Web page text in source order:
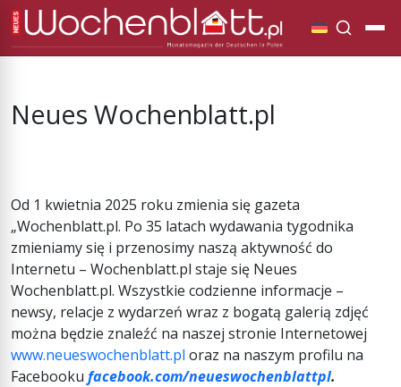
Neues Wochenblatt.pl
Od 1 kwietnia 2025 roku zmienia się gazeta
„Wochenblatt.pl. Po 35 latach wydawania tygodnika
zmieniamy się i przenosimy naszą aktywność do
Internetu – Wochenblatt.pl staje się Neues
Wochenblatt.pl. Wszystkie codzienne informacje –
newsy, relacje z wydarzeń wraz z bogatą galerią zdjęć
można będzie znaleźć na naszej stronie Internetowej
www.neueswochenblatt.pl oraz na naszym profilu na
Facebooku facebook.com/neueswochenblattpl.